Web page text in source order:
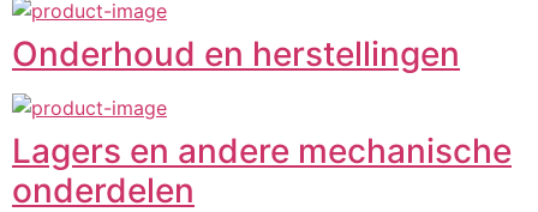
Onderhoud en herstellingen
Lagers en andere mechanische
onderdelen